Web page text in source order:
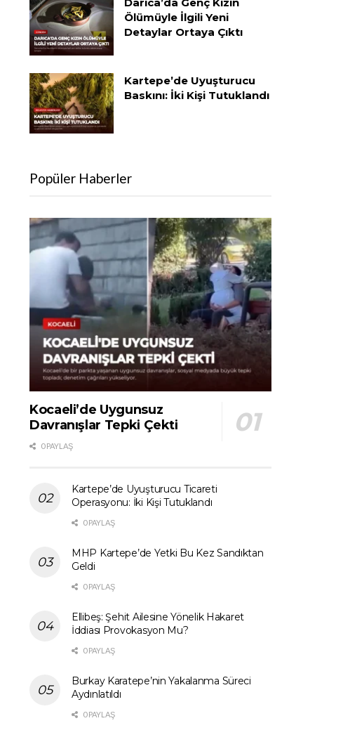
Darıca’da Genç Kızın
Ölümüyle İlgili Yeni
Detaylar Ortaya Çıktı
Kartepe’de Uyuşturucu
Baskını: İki Kişi Tutuklandı
Popüler Haberler
Kocaeli’de Uygunsuz
Davranışlar Tepki Çekti
0 PAYLAŞ
Kartepe’de Uyuşturucu Ticareti
Operasyonu: İki Kişi Tutuklandı
0 PAYLAŞ
MHP Kartepe’de Yetki Bu Kez Sandıktan
Geldi
0 PAYLAŞ
Ellibeş: Şehit Ailesine Yönelik Hakaret
İddiası Provokasyon Mu?
0 PAYLAŞ
Burkay Karatepe’nin Yakalanma Süreci
Aydınlatıldı
0 PAYLAŞ